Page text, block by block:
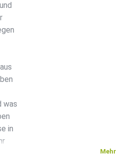
was
in
Mehr